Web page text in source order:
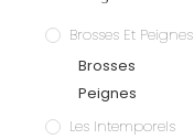
Brosses Et Peignes
Brosses
Peignes
Les Intemporels